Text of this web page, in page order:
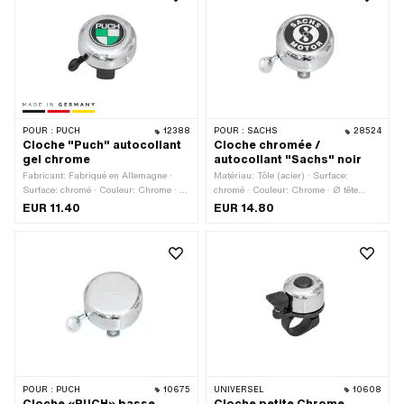
POUR : PUCH 12388
Cloche "Puch" autocollant
gel chrome
Fabricant: Fabriqué en Allemagne ·
Surface: chromé · Couleur: Chrome · Ø
tête extérieure: 55 mm · Hauteur: 29
EUR 11.40
POUR : SACHS 28524
Cloche chromée /
autocollant "Sachs" noir
Matériau: Tôle (acier) · Surface:
chromé · Couleur: Chrome · Ø tête
extérieure: 55 mm · Hauteur: 50 mm
EUR 14.80
POUR : PUCH 10675 UNIVERSEL 10608